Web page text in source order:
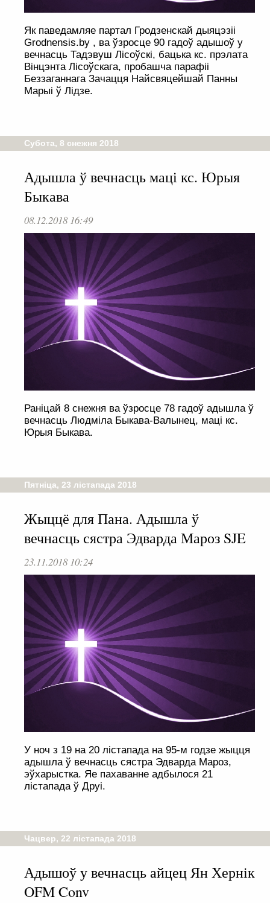
Як паведамляе партал Гродзенскай дыяцэзіі
Grodnensis.by , ва ўзросце 90 гадоў адышоў у
вечнасць Тадэвуш Лісоўскі, бацька кс. прэлата
Вінцэнта Лісоўскага, пробашча парафіі
Беззаганнага Зачацця Найсвяцейшай Панны
Марыі ў Лідзе.
Субота, 8 снежня 2018
Адышла ў вечнасць маці кс. Юрыя
Быкава
08.12.2018 16:49
Раніцай 8 снежня ва ўзросце 78 гадоў адышла ў
вечнасць Людміла Быкава-Валынец, маці кс.
Юрыя Быкава.
Пятніца, 23 лістапада 2018
Жыццё для Пана. Адышла ў
вечнасць сястра Эдварда Мароз SJE
23.11.2018 10:24
У ноч з 19 на 20 лістапада на 95-м годзе жыцця
адышла ў вечнасць сястра Эдварда Мароз,
эўхарыстка. Яе пахаванне адбылося 21
лістапада ў Друі.
Чацвер, 22 лістапада 2018
Адышоў у вечнасць айцец Ян Хернік
OFM Conv